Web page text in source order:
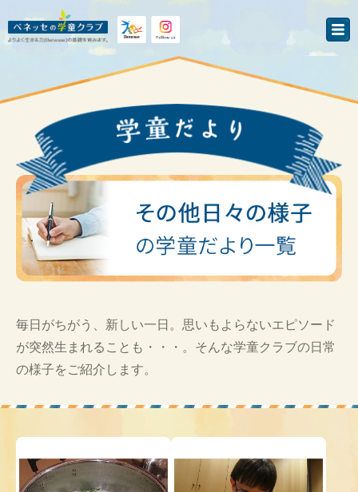
毎日がちがう、新しい一日。思いもよらないエピソード
が突然生まれることも・・・。そんな学童クラブの日常
の様子をご紹介します。